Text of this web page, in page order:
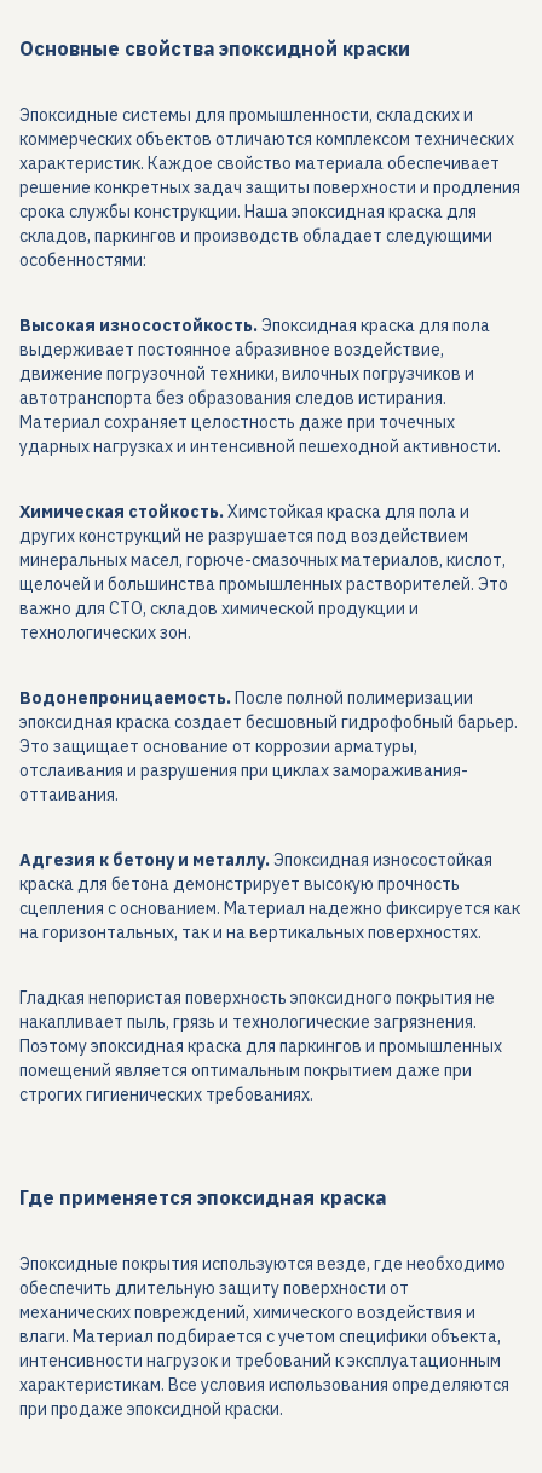
Основные свойства эпоксидной краски
Эпоксидные системы для промышленности, складских и
коммерческих объектов отличаются комплексом технических
характеристик. Каждое свойство материала обеспечивает
решение конкретных задач защиты поверхности и продления
срока службы конструкции. Наша эпоксидная краска для
складов, паркингов и производств обладает следующими
особенностями:
Высокая износостойкость.Эпоксидная краска для пола
выдерживает постоянное абразивное воздействие,
движение погрузочной техники, вилочных погрузчиков и
автотранспорта без образования следов истирания.
Материал сохраняет целостность даже при точечных
ударных нагрузках и интенсивной пешеходной активности.
Химическая стойкость.Химстойкая краска для пола и
других конструкций не разрушается под воздействием
минеральных масел, горюче-смазочных материалов, кислот,
щелочей и большинства промышленных растворителей. Это
важно для СТО, складов химической продукции и
технологических зон.
Водонепроницаемость. После полной полимеризации
эпоксидная краска создает бесшовный гидрофобный барьер.
Это защищает основание от коррозии арматуры,
отслаивания и разрушения при циклах замораживания-
оттаивания.
Адгезия к бетону и металлу.Эпоксидная износостойкая
краска для бетона демонстрирует высокую прочность
сцепления с основанием. Материал надежно фиксируется как
на горизонтальных, так и на вертикальных поверхностях.
Гладкая непористая поверхность эпоксидного покрытия не
накапливает пыль, грязь и технологические загрязнения.
Поэтому эпоксидная краска для паркингов и промышленных
помещений является оптимальным покрытием даже при
строгих гигиенических требованиях.
Где применяется эпоксидная краска
Эпоксидные покрытия используются везде, где необходимо
обеспечить длительную защиту поверхности от
механических повреждений, химического воздействия и
влаги. Материал подбирается с учетом специфики объекта,
интенсивности нагрузок и требований к эксплуатационным
характеристикам. Все условия использования определяются
при продаже эпоксидной краски.